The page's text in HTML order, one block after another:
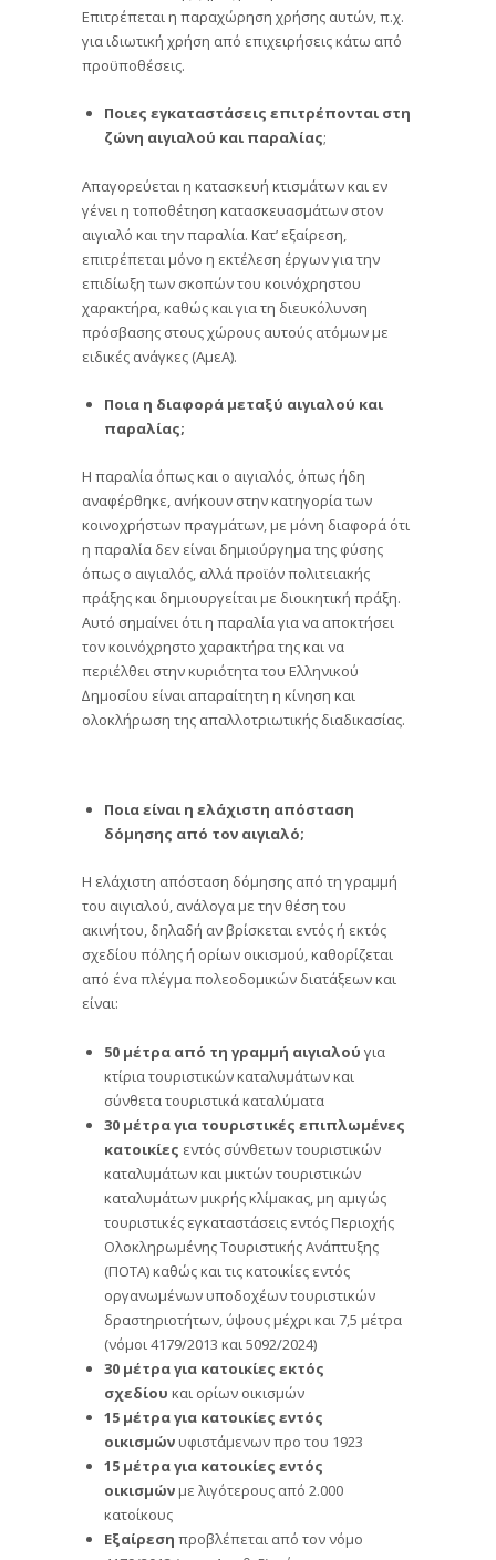
Επιτρέπεται η παραχώρηση χρήσης αυτών, π.χ.
για ιδιωτική χρήση από επιχειρήσεις κάτω από
προϋποθέσεις.
Ποιες εγκαταστάσεις επιτρέπονται στη
ζώνη αιγιαλού και παραλίας;
Απαγορεύεται η κατασκευή κτισµάτων και εν
γένει η τοποθέτηση κατασκευασµάτων στον
αιγιαλό και την παραλία. Κατ’ εξαίρεση,
επιτρέπεται µόνο η εκτέλεση έργων για την
επιδίωξη των σκοπών του κοινόχρηστου
χαρακτήρα, καθώς και για τη διευκόλυνση
πρόσβασης στους χώρους αυτούς ατόµων µε
ειδικές ανάγκες (ΑµεΑ).
Ποια η διαφορά μεταξύ αιγιαλού και
παραλίας;
Η παραλία όπως και ο αιγιαλός, όπως ήδη
αναφέρθηκε, ανήκουν στην κατηγορία των
κοινοχρήστων πραγμάτων, µε μόνη διαφορά ότι
η παραλία δεν είναι δηµιούργηµα της φύσης
όπως ο αιγιαλός, αλλά προϊόν πολιτειακής
πράξης και δηµιουργείται µε διοικητική πράξη.
Αυτό σημαίνει ότι η παραλία για να αποκτήσει
τον κοινόχρηστο χαρακτήρα της και να
περιέλθει στην κυριότητα του Ελληνικού
∆ηµοσίου είναι απαραίτητη η κίνηση και
ολοκλήρωση της απαλλοτριωτικής διαδικασίας.
Ποια είναι η ελάχιστη απόσταση
δόμησης από τον αιγιαλό;
Η ελάχιστη απόσταση δόμησης από τη γραμμή
του αιγιαλού, ανάλογα με την θέση του
ακινήτου, δηλαδή αν βρίσκεται εντός ή εκτός
σχεδίου πόλης ή ορίων οικισμού, καθορίζεται
από ένα πλέγμα πολεοδομικών διατάξεων και
είναι:
50 μέτρα από τη γραμμή αιγιαλού για
κτίρια τουριστικών καταλυμάτων και
σύνθετα τουριστικά καταλύματα
30 μέτρα για τουριστικές επιπλωμένες
κατοικίες εντός σύνθετων τουριστικών
καταλυμάτων και μικτών τουριστικών
καταλυμάτων μικρής κλίμακας, μη αμιγώς
τουριστικές εγκαταστάσεις εντός Περιοχής
Ολοκληρωμένης Τουριστικής Ανάπτυξης
(ΠΟΤΑ) καθώς και τις κατοικίες εντός
οργανωμένων υποδοχέων τουριστικών
δραστηριοτήτων, ύψους μέχρι και 7,5 μέτρα
(νόμοι 4179/2013 και 5092/2024)
30 μέτρα για κατοικίες εκτός
σχεδίου και ορίων οικισμών
15 μέτρα για κατοικίες εντός
οικισμώνυφιστάμενων προ του 1923
15 μέτρα για κατοικίες εντός
οικισμώνμε λιγότερους από 2.000
κατοίκους
Εξαίρεση προβλέπεται από τον νόμο